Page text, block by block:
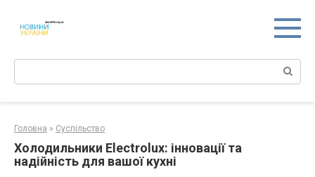
контенту
Поиск:
Головна » Суспільство
Холодильники Electrolux: інновації та
надійність для вашої кухні